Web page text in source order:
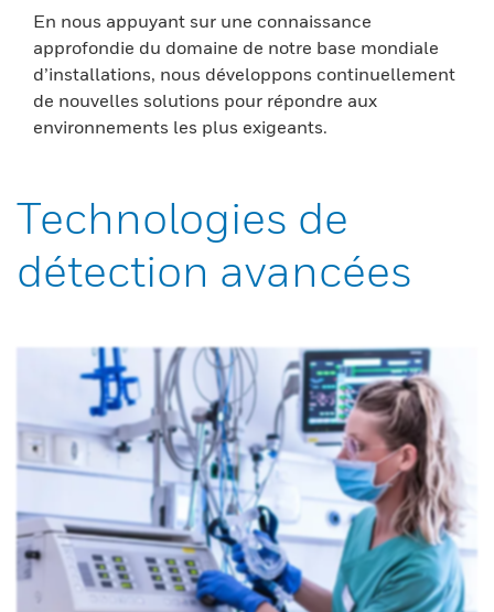
En nous appuyant sur une connaissance
approfondie du domaine de notre base mondiale
d’installations, nous développons continuellement
de nouvelles solutions pour répondre aux
environnements les plus exigeants.
Technologies de
détection avancées